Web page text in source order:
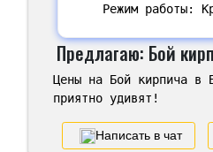
Режим работы:
Предлагаю: Бой
Цены на Бой кирпича в
приятно удивят!
Написать в чат